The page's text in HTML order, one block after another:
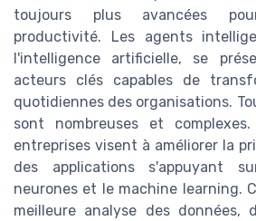
toujours plus avancées
productivité. Les agents
l'intelligence artificielle, se
acteurs clés capables de
quotidiennes des organisations.
sont nombreuses et
entreprises visent à améliorer la
des applications s'appuyant
neurones et le machine learning.
meilleure analyse des données,